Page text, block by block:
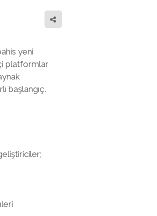
yeni
platformlar
başlangıç.